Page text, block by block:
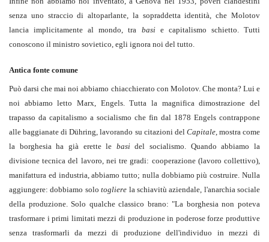
senza uno straccio di altoparlante, la sopraddetta identità, che Molotov
lancia implicitamente al mondo, tra basi e capitalismo schietto. Tutti
conoscono il ministro sovietico, egli ignora noi del tutto.
Antica fonte comune
Può darsi che mai noi abbiamo chiacchierato con Molotov. Che monta? Lui e
noi abbiamo letto Marx, Engels. Tutta la magnifica dimostrazione del
trapasso da capitalismo a socialismo che fin dal 1878 Engels contrappone
alle baggianate di Dühring, lavorando su citazioni del Capitale, mostra come
la borghesia ha già erette le basi del socialismo. Quando abbiamo la
divisione tecnica del lavoro, nei tre gradi: cooperazione (lavoro collettivo),
manifattura ed industria, abbiamo tutto; nulla dobbiamo più costruire. Nulla
aggiungere: dobbiamo solotogliere la schiavitù aziendale, l'anarchia sociale
della produzione. Solo qualche classico brano: "La borghesia non poteva
trasformare i primi limitati mezzi di produzione in poderose forze produttive
senza trasformarli da mezzi di produzione dell'individuo in mezzi di